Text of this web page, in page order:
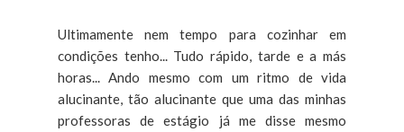
Ultimamente nem tempo para cozinhar em
condições tenho... Tudo rápido, tarde e a más
horas... Ando mesmo com um ritmo de vida
alucinante, tão alucinante que uma das minhas
professoras de estágio já me disse mesmo